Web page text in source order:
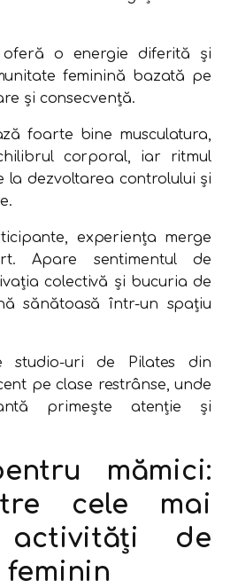
o energie diferită și
feminină bazată pe
și consecvență.
foarte bine musculatura,
corporal, iar ritmul
la dezvoltarea controlului și
experiența merge
Apare sentimentul de
colectivă și bucuria de
sănătoasă într-un spațiu
studio-uri de Pilates din
pe clase restrânse, unde
primește atenție și
mămici:
cele mai
activități de
feminin